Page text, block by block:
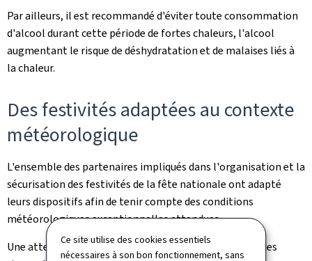
Ce site utilise des cookies essentiels
nécessaires à son bon fonctionnement, sans
Par ailleurs, il est recommandé d'éviter toute consommation
d'alcool durant cette période de fortes chaleurs, l'alcool
augmentant le risque de déshydratation et de malaises liés à
la chaleur.
Des festivités adaptées au contexte
météorologique
L'ensemble des partenaires impliqués dans l'organisation et la
sécurisation des festivités de la fête nationale ont adapté
leurs dispositifs afin de tenir compte des conditions
météorologiques exceptionnelles attendues.
Une attention particulière est portée à la prévention des